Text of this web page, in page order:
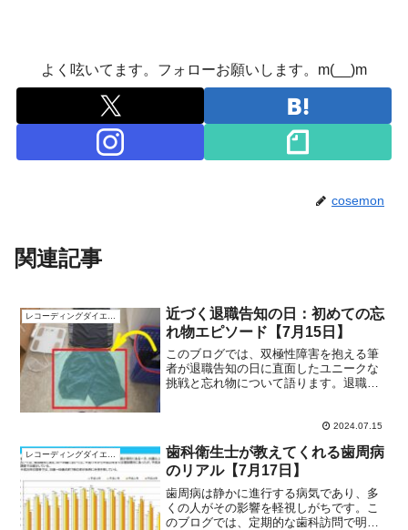
よく呟いてます。フォローお願いします。m(__)m
cosemon
関連記事
近づく退職告知の日：初めての忘
れ物エピソード【7月15日】
このブログでは、双極性障害を抱える筆
者が退職告知の日に直面したユニークな
挑戦と忘れ物について語ります。退職の
のようにして私たちの計画に影響を与え
るかを探ります。同じような状況を経験
している人々にとって、この記事が共感
と実用的なアドバイスの源となることを
願っています。
2024.07.15
レコーディングダイエット
歯科衛生士が教えてくれる歯周病
のリアル【7月17日】
歯周病は静かに進行する病気であり、多
くの人がその影響を軽視しがちです。こ
のブログでは、定期的な歯科訪問で明ら